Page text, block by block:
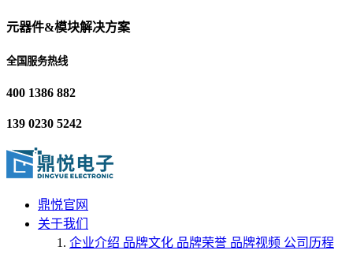
元器件&模块解决方案
全国服务热线
400 1386 882
139 0230 5242
鼎悦官网
关于我们
企业介绍 品牌文化 品牌荣誉 品牌视频 公司历程